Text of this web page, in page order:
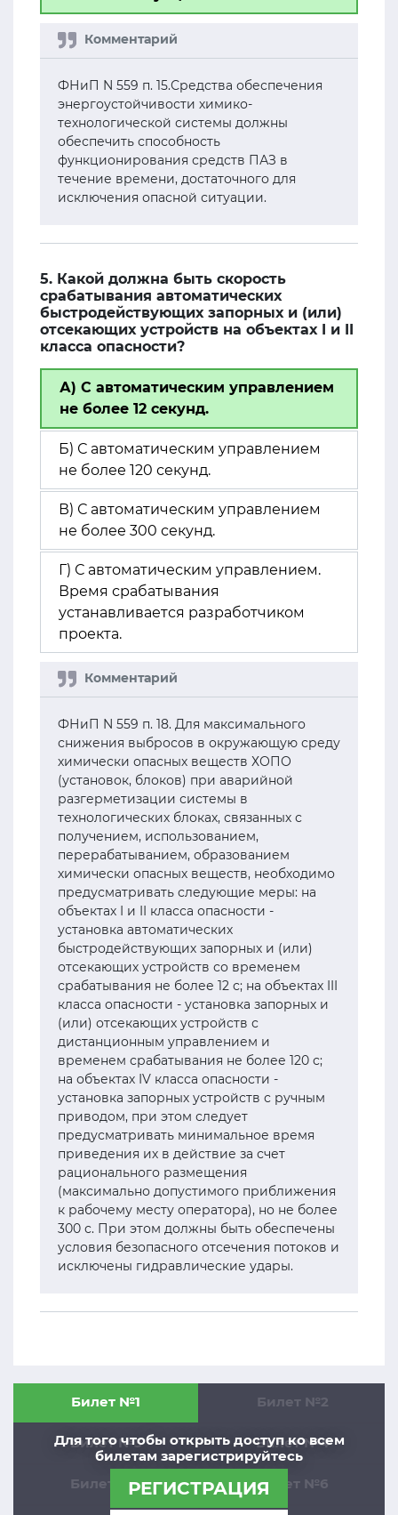
ФНиП N 559 п. 15.Средства обеспечения
энергоустойчивости химико-
технологической системы должны
обеспечить способность
функционирования средств ПАЗ в
течение времени, достаточного для
исключения опасной ситуации.
5. Какой должна быть скорость
срабатывания автоматических
быстродействующих запорных и (или)
отсекающих устройств на объектах I и II
класса опасности?
А) С автоматическим управлением
не более 12 секунд.
Б) С автоматическим управлением
не более 120 секунд.
В) С автоматическим управлением
не более 300 секунд.
Г) С автоматическим управлением.
Время срабатывания
устанавливается разработчиком
проекта.
ФНиП N 559 п. 18. Для максимального
снижения выбросов в окружающую среду
химически опасных веществ ХОПО
(установок, блоков) при аварийной
разгерметизации системы в
технологических блоках, связанных с
получением, использованием,
перерабатыванием, образованием
химически опасных веществ, необходимо
предусматривать следующие меры: на
объектах I и II класса опасности -
установка автоматических
быстродействующих запорных и (или)
отсекающих устройств со временем
срабатывания не более 12 с; на объектах III
класса опасности - установка запорных и
(или) отсекающих устройств с
дистанционным управлением и
временем срабатывания не более 120 с;
на объектах IV класса опасности -
установка запорных устройств с ручным
приводом, при этом следует
предусматривать минимальное время
приведения их в действие за счет
рационального размещения
(максимально допустимого приближения
к рабочему месту оператора), но не более
300 с. При этом должны быть обеспечены
условия безопасного отсечения потоков и
исключены гидравлические удары.
Для того чтобы открыть доступ ко всем
билетам зарегистрируйтесь
РЕГИСТРАЦИЯ
Билет №1 Билет №2
Билет №3 Билет №4
Билет №5 Билет №6